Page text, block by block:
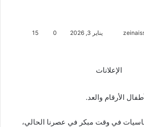
يناير 3, 2026 0
15
الإعلانات
الأرقام والعد.
في وقت مبكر في عصرنا الحالي،